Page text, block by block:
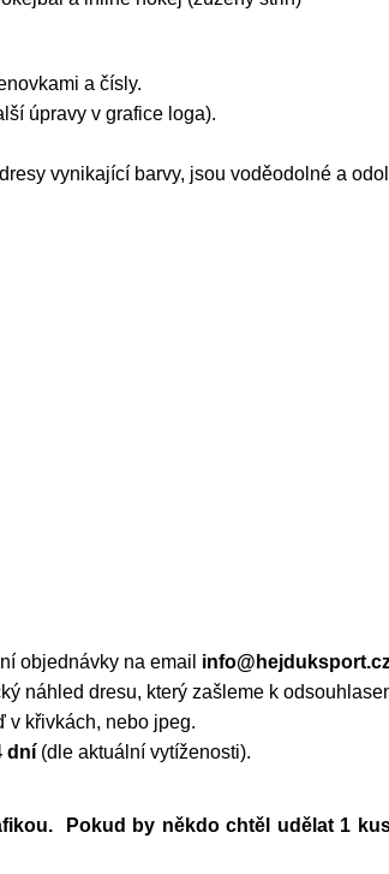
a čísly.
úpravy v grafice loga).
vynikající barvy, jsou voděodolné a
objednávky na email
náhled dresu, který zašleme k
v křivkách, nebo jpeg.
dní (dle aktuální vytíženosti).
Pokud by někdo chtěl udělat 1